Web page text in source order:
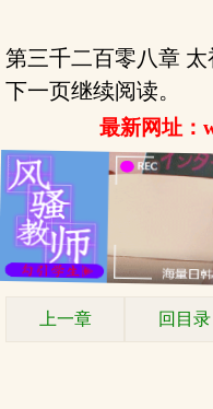
第三千二百零八章
下一页继续阅读。
最新网址：
上一章 回目录